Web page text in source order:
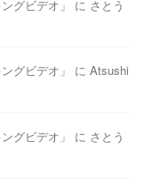
グビデオ」 に さとう
グビデオ」 に Atsushi
グビデオ」 に さとう